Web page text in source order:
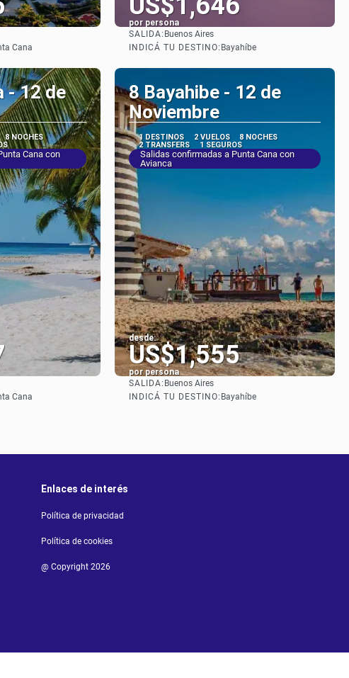
Cana
por persona
SALIDA: Buenos Aires
INDICÁ TU DESTINO: Bayahíbe
- 12 de
8 NOCHES
Cana con
Cana
8 Bayahibe - 12 de
Noviembre
1 DESTINOS 2 VUELOS
8 NOCHES
2 TRANSFERS
1 SEGUROS
Salidas confirmadas a Punta Cana con
Avianca
desde:
US$1,555
por persona
SALIDA: Buenos Aires
INDICÁ TU DESTINO: Bayahíbe
Enlaces de interés
Política de privacidad
Política de cookies
@ Copyright 2026